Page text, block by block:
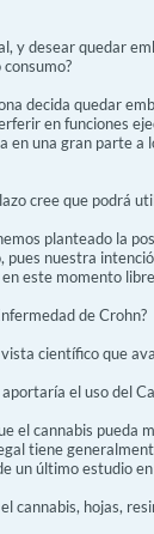
y desear quedar
decida quedar
en funciones
en una gran parte
cree que podrá
planteado la
pues nuestra
este momento
de Crohn?
científico que
el uso del
el cannabis pueda
tiene
un último estudio
cannabis, hojas,